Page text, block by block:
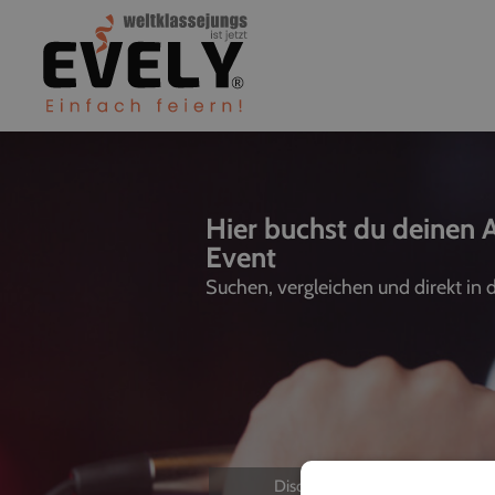
Hier buchst du deinen
Event
Suchen, vergleichen und direkt in
Discjockeys